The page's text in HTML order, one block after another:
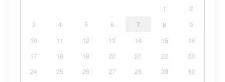
1
2
3
4 5 6 7 8
9
10
11 12 13 14 15
16
17
18 19 20 21 22
23
24
25 26 27 28 29
30